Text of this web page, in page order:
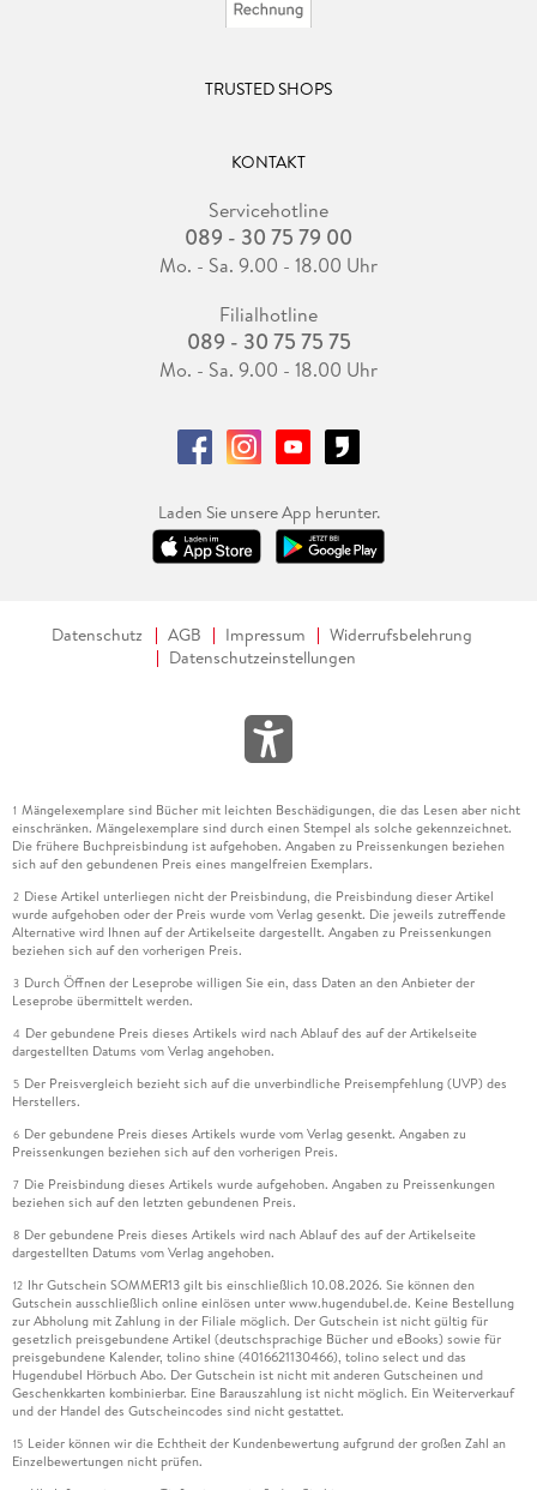
TRUSTED SHOPS
KONTAKT
Servicehotline
089 - 30 75 79 00
Mo. - Sa. 9.00 - 18.00 Uhr
Filialhotline
089 - 30 75 75 75
Mo. - Sa. 9.00 - 18.00 Uhr
Laden Sie unsere App herunter.
Datenschutz AGB Impressum
Widerrufsbelehrung
Datenschutzeinstellungen
1 Mängelexemplare sind Bücher mit leichten Beschädigungen, die das Lesen aber nicht
einschränken. Mängelexemplare sind durch einen Stempel als solche gekennzeichnet.
Die frühere Buchpreisbindung ist aufgehoben. Angaben zu Preissenkungen beziehen
sich auf den gebundenen Preis eines mangelfreien Exemplars.
2 Diese Artikel unterliegen nicht der Preisbindung, die Preisbindung dieser Artikel
wurde aufgehoben oder der Preis wurde vom Verlag gesenkt. Die jeweils zutreffende
Alternative wird Ihnen auf der Artikelseite dargestellt. Angaben zu Preissenkungen
beziehen sich auf den vorherigen Preis.
3 Durch Öffnen der Leseprobe willigen Sie ein, dass Daten an den Anbieter der
Leseprobe übermittelt werden.
4 Der gebundene Preis dieses Artikels wird nach Ablauf des auf der Artikelseite
dargestellten Datums vom Verlag angehoben.
5 Der Preisvergleich bezieht sich auf die unverbindliche Preisempfehlung (UVP) des
Herstellers.
6 Der gebundene Preis dieses Artikels wurde vom Verlag gesenkt. Angaben zu
Preissenkungen beziehen sich auf den vorherigen Preis.
7 Die Preisbindung dieses Artikels wurde aufgehoben. Angaben zu Preissenkungen
beziehen sich auf den letzten gebundenen Preis.
8 Der gebundene Preis dieses Artikels wird nach Ablauf des auf der Artikelseite
dargestellten Datums vom Verlag angehoben.
12 Ihr Gutschein SOMMER13 gilt bis einschließlich 10.08.2026. Sie können den
Gutschein ausschließlich online einlösen unter www.hugendubel.de. Keine Bestellung
zur Abholung mit Zahlung in der Filiale möglich. Der Gutschein ist nicht gültig für
gesetzlich preisgebundene Artikel (deutschsprachige Bücher und eBooks) sowie für
preisgebundene Kalender, tolino shine (4016621130466), tolino select und das
Hugendubel Hörbuch Abo. Der Gutschein ist nicht mit anderen Gutscheinen und
Geschenkkarten kombinierbar. Eine Barauszahlung ist nicht möglich. Ein Weiterverkauf
und der Handel des Gutscheincodes sind nicht gestattet.
15 Leider können wir die Echtheit der Kundenbewertung aufgrund der großen Zahl an
Einzelbewertungen nicht prüfen.